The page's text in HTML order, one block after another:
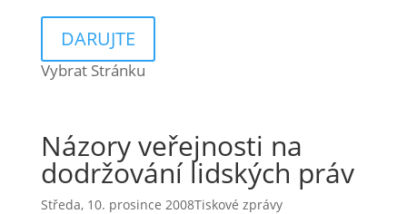
DARUJTE
Vybrat Stránku
Názory veřejnosti na
dodržování lidských práv
Středa, 10. prosince 2008Tiskové zprávy